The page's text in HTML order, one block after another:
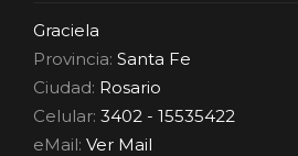
Graciela
Provincia: Santa Fe
Ciudad: Rosario
Celular: 3402 - 15535422
eMail: Ver Mail